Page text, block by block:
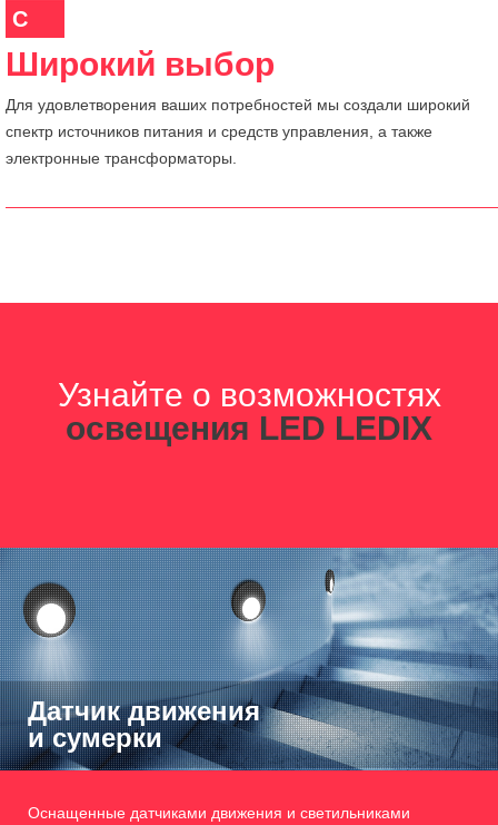
C
Широкий выбор
Для удовлетворения ваших потребностей мы создали широкий
спектр источников питания и средств управления, а также
электронные трансформаторы.
Узнайте о возможностях
освещения LED LEDIX
Датчик движения
и сумерки
Оснащенные датчиками движения и светильниками